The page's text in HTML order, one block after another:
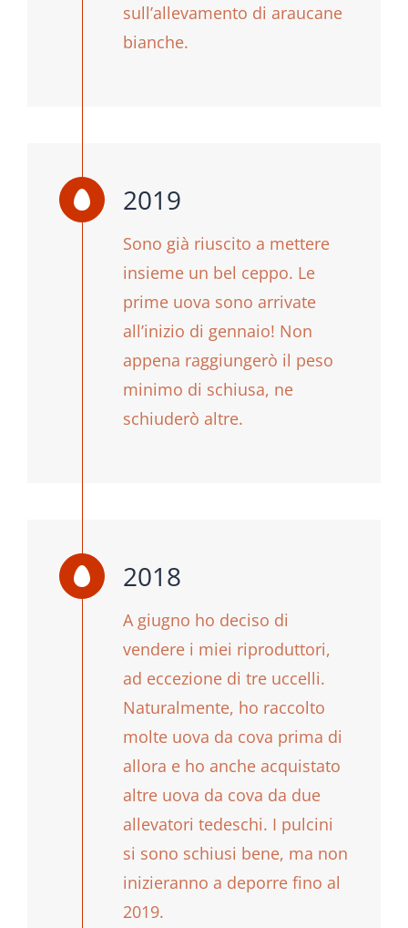
sull’allevamento di araucane
bianche.
2019
Sono già riuscito a mettere
insieme un bel ceppo. Le
prime uova sono arrivate
all’inizio di gennaio! Non
appena raggiungerò il peso
minimo di schiusa, ne
schiuderò altre.
2018
A giugno ho deciso di
vendere i miei riproduttori,
ad eccezione di tre uccelli.
Naturalmente, ho raccolto
molte uova da cova prima di
allora e ho anche acquistato
altre uova da cova da due
allevatori tedeschi. I pulcini
si sono schiusi bene, ma non
inizieranno a deporre fino al
2019.